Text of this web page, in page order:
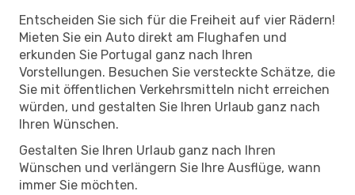
Entscheiden Sie sich für die Freiheit auf vier Rädern!
Mieten Sie ein Auto direkt am Flughafen und
erkunden Sie Portugal ganz nach Ihren
Vorstellungen. Besuchen Sie versteckte Schätze, die
Sie mit öffentlichen Verkehrsmitteln nicht erreichen
würden, und gestalten Sie Ihren Urlaub ganz nach
Ihren Wünschen.
Gestalten Sie Ihren Urlaub ganz nach Ihren
Wünschen und verlängern Sie Ihre Ausflüge, wann
immer Sie möchten.